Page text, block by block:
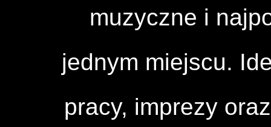
muzyczne i
jednym miejscu.
pracy, imprezy